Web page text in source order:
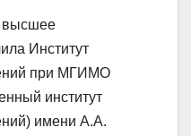
высшее
Институт
при МГИМО
институт
имени А.А.